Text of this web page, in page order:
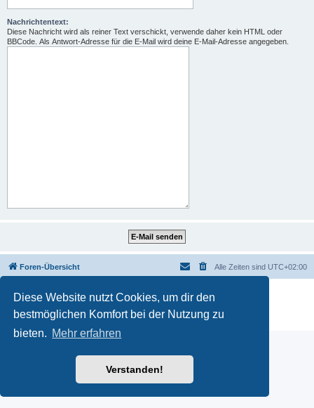
Diese Website nutzt Cookies, um dir den
bestmöglichen Komfort bei der Nutzung zu
bieten. Mehr erfahren
Verstanden!
Nachrichtentext:
Diese Nachricht wird als reiner Text verschickt, verwende daher kein HTML oder
BBCode. Als Antwort-Adresse für die E-Mail wird deine E-Mail-Adresse angegeben.
Foren-Übersicht Alle Zeiten sind UTC+02:00
Powered by phpBB
® Forum Software © phpBB Limited
Deutsche Übersetzung durch
Datenschutz|Nutzungsbedingungen